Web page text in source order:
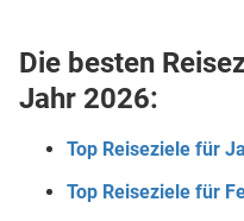
Die besten
Jahr 2026:
Top Reiseziele für
Top Reiseziele für